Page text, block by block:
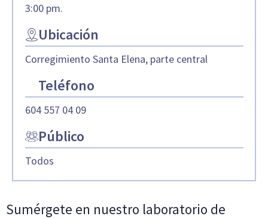
3:00 pm.
Ubicación
Corregimiento Santa Elena, parte central
Teléfono
604 557 04 09
Público
Todos
Sumérgete en nuestro laboratorio de